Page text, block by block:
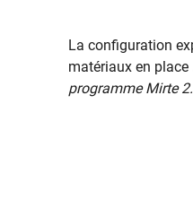
La configuration
matériaux en place
programme Mirte